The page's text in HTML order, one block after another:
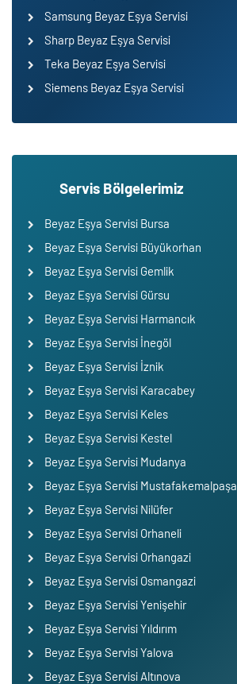
Samsung Beyaz Eşya Servisi
Sharp Beyaz Eşya Servisi
Teka Beyaz Eşya Servisi
Siemens Beyaz Eşya Servisi
Servis Bölgelerimiz
Beyaz Eşya Servisi Bursa
Beyaz Eşya Servisi Büyükorhan
Beyaz Eşya Servisi Gemlik
Beyaz Eşya Servisi Gürsu
Beyaz Eşya Servisi Harmancık
Beyaz Eşya Servisi İnegöl
Beyaz Eşya Servisi İznik
Beyaz Eşya Servisi Karacabey
Beyaz Eşya Servisi Keles
Beyaz Eşya Servisi Kestel
Beyaz Eşya Servisi Mudanya
Beyaz Eşya Servisi Mustafakemalpaşa
Beyaz Eşya Servisi Nilüfer
Beyaz Eşya Servisi Orhaneli
Beyaz Eşya Servisi Orhangazi
Beyaz Eşya Servisi Osmangazi
Beyaz Eşya Servisi Yenişehir
Beyaz Eşya Servisi Yıldırım
Beyaz Eşya Servisi Yalova
Beyaz Eşya Servisi Altınova